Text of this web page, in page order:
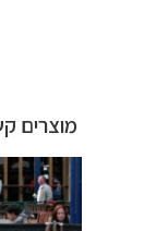
מוצרים